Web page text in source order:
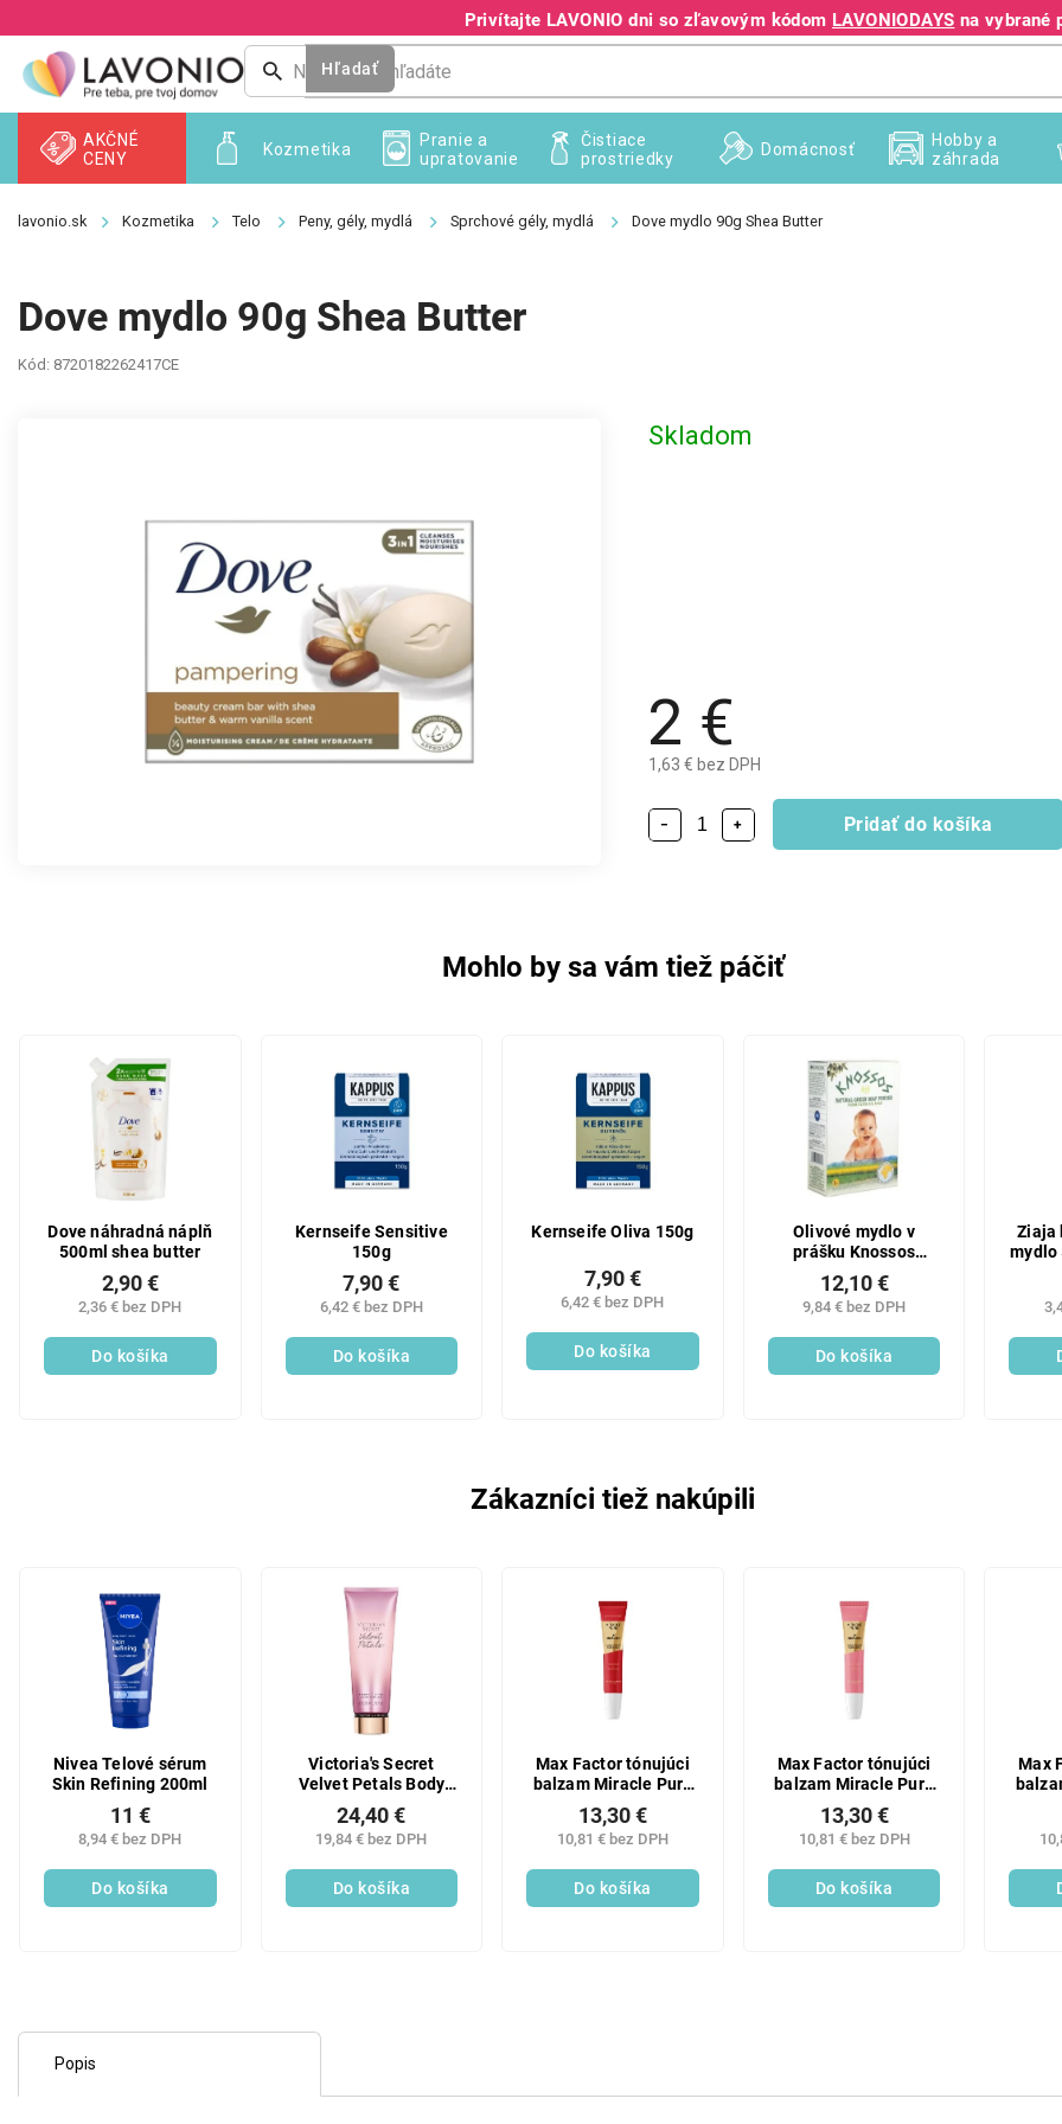
na
obsah
Privítajte LAVONIO dni so zľavovým kódom LAVONIODAYS na vybrané
+421 940 995 209
Hľadať
Kozmetika
AKČNÉ
CENY
Pranie a
upratovanie
Čistiace
prostriedky
Domácnosť
Hobby a
záhrada
Kozmetika Telo Peny, gély, mydlá Sprchové gély, mydlá Dove mydlo 90g Shea Butter
Dove mydlo 90g Shea Butter
Kód: 8720182262417CE
2 €
1,63 € bez DPH
Skladom
+
− Pridať do košíka
Mohlo by sa vám tiež páčiť
Dove náhradná náplň
500ml shea butter
2,36 € bez DPH
2,90 €
Do košíka
Kernseife Sensitive
150g
6,42 € bez DPH
7,90 €
Do košíka
Kernseife Oliva 150g
6,42 € bez DPH
7,90 €
Do košíka
Olivové mydlo v
prášku Knossos
zelené (1 kg)
9,84 € bez DPH
12,10 €
Do košíka
Ziaja
mydlo
Zákazníci tiež nakúpili
Nivea Telové sérum
Skin Refining 200ml
8,94 € bez DPH
11 €
Do košíka
Victoria's Secret
Velvet Petals Body
Lotion 236ml
19,84 € bez DPH
24,40 €
Do košíka
Max Factor tónujúci
balzam Miracle Pure
70
10,81 € bez DPH
13,30 €
Do košíka
Max Factor tónujúci
balzam Miracle Pure
40
10,81 € bez DPH
13,30 €
Do košíka
Max
Popis